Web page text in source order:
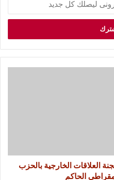
العلاقات الخارجية بالحزب
الحاكم